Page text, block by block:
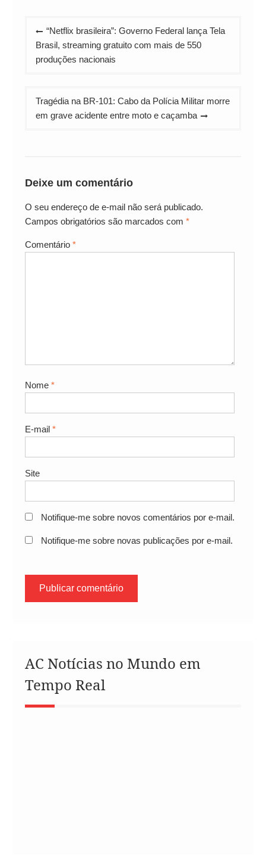
Navegação
de
Post
“Netflix brasileira”: Governo Federal lança Tela
Brasil, streaming gratuito com mais de 550
produções nacionais
Tragédia na BR-101: Cabo da Polícia Militar morre
em grave acidente entre moto e caçamba
Deixe um comentário
O seu endereço de e-mail não será publicado.
Campos obrigatórios são marcados com *
Comentário *
Nome *
E-mail *
Site
Notifique-me sobre novos comentários por e-mail.
Notifique-me sobre novas publicações por e-mail.
AC Notícias no Mundo em
Tempo Real